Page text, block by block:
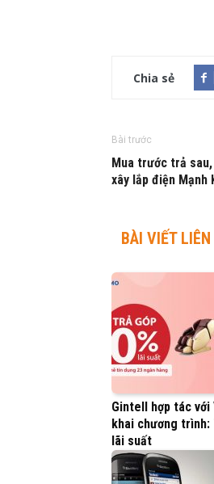
Chia sẻ
Bài trước
Mua trước trả
xây lắp điện Mạnh
BÀI VIẾT LIÊN
Gintell hợp tác với
khai chương trình:
lãi suất